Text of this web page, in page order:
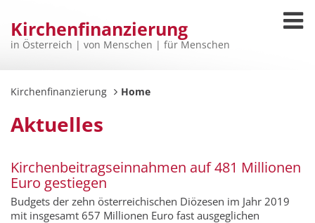
Kirchenfinanzierung
in Österreich | von Menschen | für Menschen
Kirchenfinanzierung Home
Aktuelles
Kirchenbeitragseinnahmen auf 481 Millionen
Euro gestiegen
Budgets der zehn österreichischen Diözesen im Jahr 2019
mit insgesamt 657 Millionen Euro fast ausgeglichen